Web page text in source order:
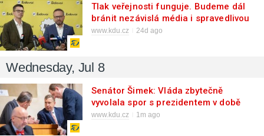
Tlak veřejnosti funguje. Budeme dál
bránit nezávislá média i spravedlivou
podporu rodin
www.kdu.cz 24d ago
Wednesday, Jul 8
Senátor Šimek: Vláda zbytečně
vyvolala spor s prezidentem v době
bezpečnostních hrozeb
www.kdu.cz 1m ago